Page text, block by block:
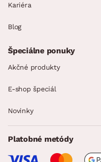
Kariéra
Blog
Špeciálne ponuky
Akčné produkty
E-shop špeciál
Novinky
Platobné metódy